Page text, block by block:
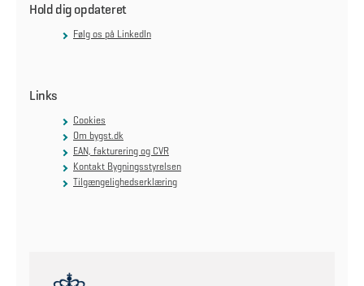
Hold dig opdateret
Følg os på LinkedIn
Links
Cookies
Om bygst.dk
EAN, fakturering og CVR
Kontakt Bygningsstyrelsen
Tilgængelighedserklæring